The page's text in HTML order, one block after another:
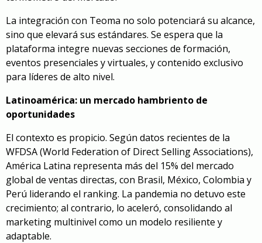
La integración con Teoma no solo potenciará su alcance,
sino que elevará sus estándares. Se espera que la
plataforma integre nuevas secciones de formación,
eventos presenciales y virtuales, y contenido exclusivo
para líderes de alto nivel.
Latinoamérica: un mercado hambriento de
oportunidades
El contexto es propicio. Según datos recientes de la
WFDSA (World Federation of Direct Selling Associations),
América Latina representa más del 15% del mercado
global de ventas directas, con Brasil, México, Colombia y
Perú liderando el ranking. La pandemia no detuvo este
crecimiento; al contrario, lo aceleró, consolidando al
marketing multinivel como un modelo resiliente y
adaptable.